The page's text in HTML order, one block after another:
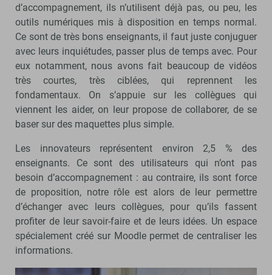
d’accompagnement, ils n’utilisent déjà pas, ou peu, les
outils numériques mis à disposition en temps normal.
Ce sont de très bons enseignants, il faut juste conjuguer
avec leurs inquiétudes, passer plus de temps avec. Pour
eux notamment, nous avons fait beaucoup de vidéos
très courtes, très ciblées, qui reprennent les
fondamentaux. On s’appuie sur les collègues qui
viennent les aider, on leur propose de collaborer, de se
baser sur des maquettes plus simple.
Les innovateurs représentent environ 2,5 % des
enseignants. Ce sont des utilisateurs qui n’ont pas
besoin d’accompagnement : au contraire, ils sont force
de proposition, notre rôle est alors de leur permettre
d’échanger avec leurs collègues, pour qu’ils fassent
profiter de leur savoir-faire et de leurs idées. Un espace
spécialement créé sur Moodle permet de centraliser les
informations.